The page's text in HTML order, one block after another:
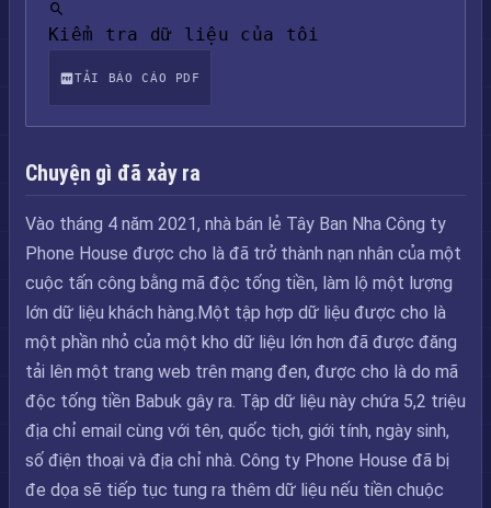
Kiểm tra dữ liệu của tôi
TẢI BÁO CÁO PDF
Chuyện gì đã xảy ra
Vào tháng 4 năm 2021, nhà bán lẻ Tây Ban Nha Công ty
Phone House được cho là đã trở thành nạn nhân của một
cuộc tấn công bằng mã độc tống tiền, làm lộ một lượng
lớn dữ liệu khách hàng.Một tập hợp dữ liệu được cho là
một phần nhỏ của một kho dữ liệu lớn hơn đã được đăng
tải lên một trang web trên mạng đen, được cho là do mã
độc tống tiền Babuk gây ra. Tập dữ liệu này chứa 5,2 triệu
địa chỉ email cùng với tên, quốc tịch, giới tính, ngày sinh,
số điện thoại và địa chỉ nhà. Công ty Phone House đã bị
đe dọa sẽ tiếp tục tung ra thêm dữ liệu nếu tiền chuộc